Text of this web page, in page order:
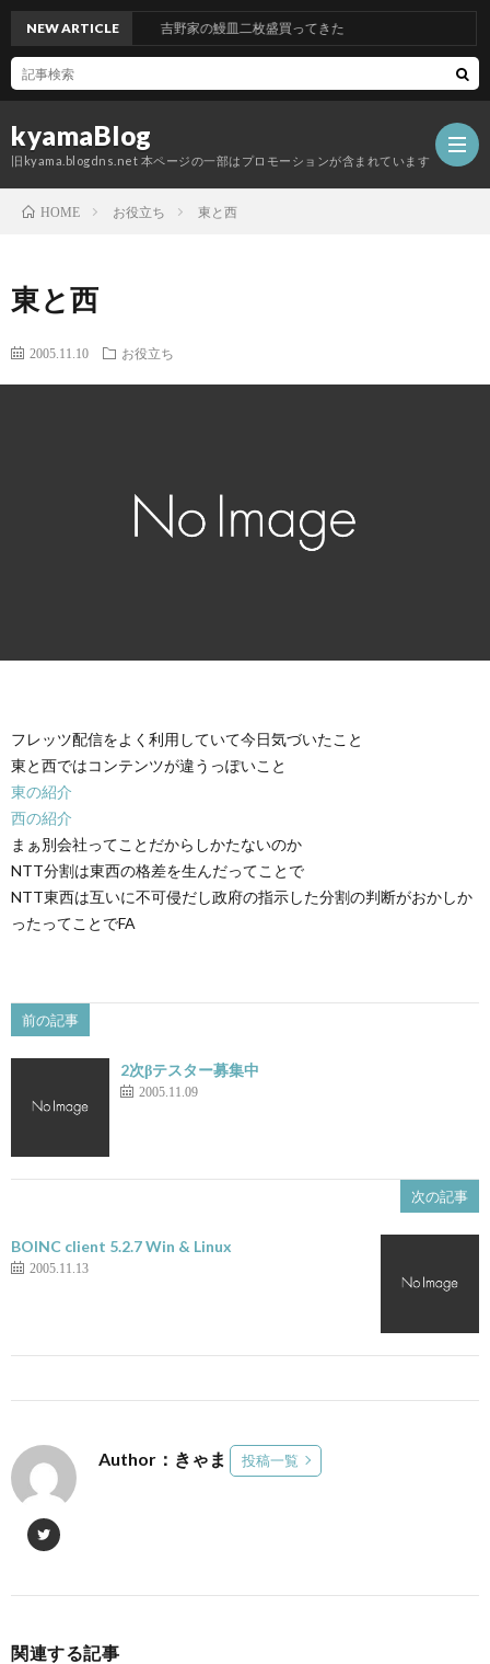
kyamaBlog
旧kyama.blogdns.net 本ページの一部はプロモーションが含まれています
NEW ARTICLE 吉野家の鰻皿二枚盛買ってきた
HOME お役立ち 東と西
東と西
2005.11.10 お役立ち
フレッツ配信をよく利用していて今日気づいたこと
東と西ではコンテンツが違うっぽいこと
東の紹介
西の紹介
まぁ別会社ってことだからしかたないのか
NTT分割は東西の格差を生んだってことで
NTT東西は互いに不可侵だし政府の指示した分割の判断がおかしか
ったってことでFA
前の記事
2次βテスター募集中
2005.11.09
次の記事
BOINC client 5.2.7 Win & Linux
2005.11.13
Author：きゃま 投稿一覧
関連する記事